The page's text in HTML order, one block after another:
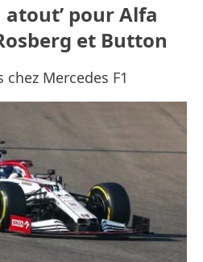
atout’ pour Alfa
et Button
Mercedes F1